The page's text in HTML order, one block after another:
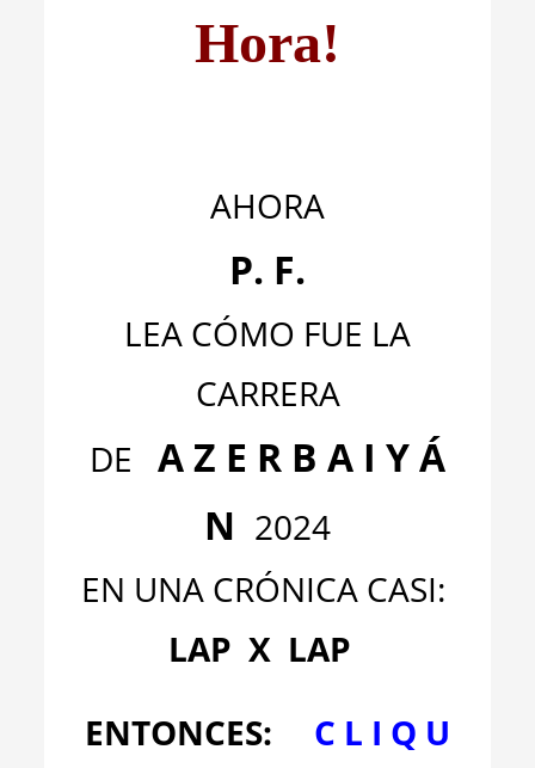
Hora!
AHORA
P. F.
LEA CÓMO FUE LA
CARRERA
DE A Z E R B A I Y Á
N 2024
EN UNA CRÓNICA CASI:
LAP X LAP
ENTONCES:
C L I Q U